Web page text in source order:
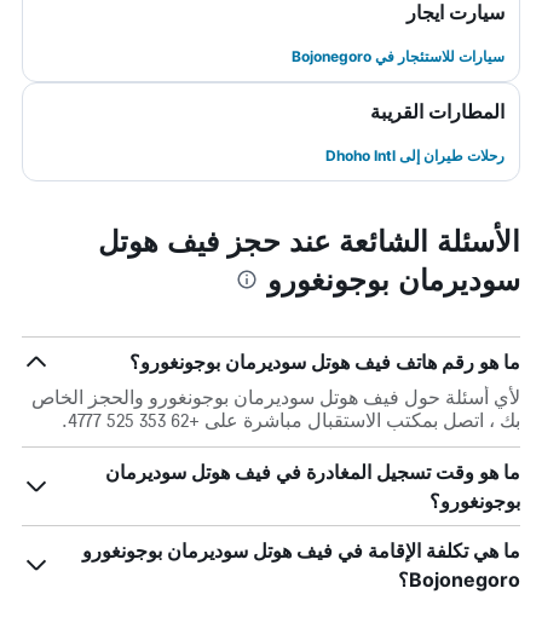
سيارت ايجار
سيارات للاستئجار في Bojonegoro
المطارات القريبة
رحلات طيران إلى Dhoho Intl
الأسئلة الشائعة عند حجز فيف هوتل
سوديرمان بوجونغورو
ما هو رقم هاتف فيف هوتل سوديرمان بوجونغورو؟
لأي أسئلة حول فيف هوتل سوديرمان بوجونغورو والحجز الخاص
بك ، اتصل بمكتب الاستقبال مباشرة على +62 353 525 4777.
ما هو وقت تسجيل المغادرة في فيف هوتل سوديرمان
بوجونغورو؟
ما هي تكلفة الإقامة في فيف هوتل سوديرمان بوجونغورو
Bojonegoro؟